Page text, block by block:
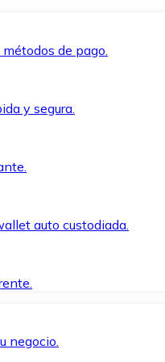
de pago.
y segura.
auto custodiada.
negocio.